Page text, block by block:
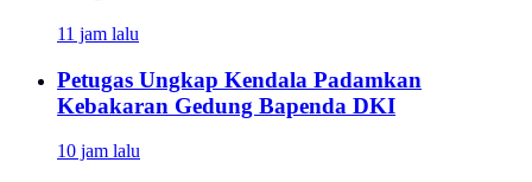
11 jam lalu
Petugas Ungkap Kendala Padamkan
Kebakaran Gedung Bapenda DKI
10 jam lalu